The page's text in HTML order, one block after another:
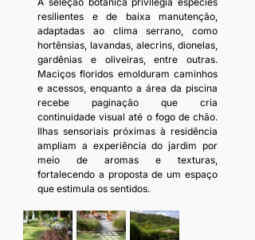
resilientes e de baixa manutenção,
adaptadas ao clima serrano, como
hortênsias, lavandas, alecrins, dionelas,
gardênias e oliveiras, entre outras.
Maciços floridos emolduram caminhos
e acessos, enquanto a área da piscina
recebe paginação que cria
continuidade visual até o fogo de chão.
Ilhas sensoriais próximas à residência
ampliam a experiência do jardim por
meio de aromas e texturas,
fortalecendo a proposta de um espaço
que estimula os sentidos.